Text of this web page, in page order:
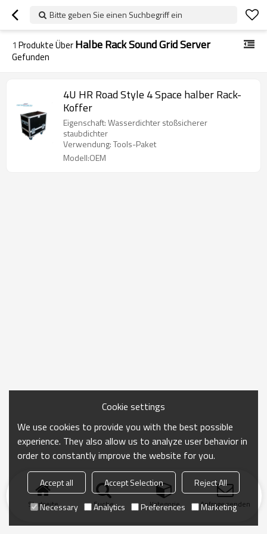
Bitte geben Sie einen Suchbegriff ein
1 Produkte ÜberHalbe Rack Sound Grid Server
Gefunden
4U HR Road Style 4 Space halber Rack-
Koffer
Eigenschaft: Wasserdichter stoßsicherer
staubdichter
Verwendung: Tools-Paket
Modell:OEM
Startseite Suche Kategorie Anfrage senden
Cookie settings
We use cookies to provide you with the best possible
experience. They also allow us to analyze user behavior in
order to constantly improve the website for you.
Accept all Accept Selection
Reject All
Necessary
Analytics Preferences Marketing